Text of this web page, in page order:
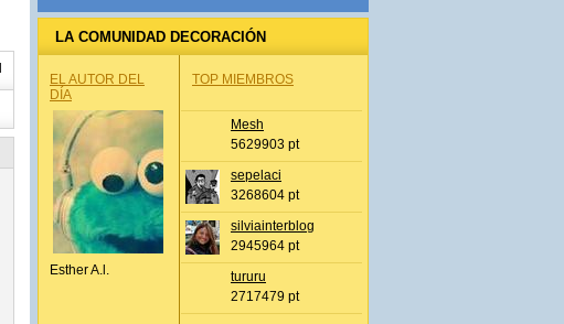
LA COMUNIDAD DECORACIÓN
EL AUTOR DEL
DÍA
Esther A.l.
TOP MIEMBROS
Mesh
5629903 pt
sepelaci
3268604 pt
silviainterblog
2945964 pt
tururu
2717479 pt